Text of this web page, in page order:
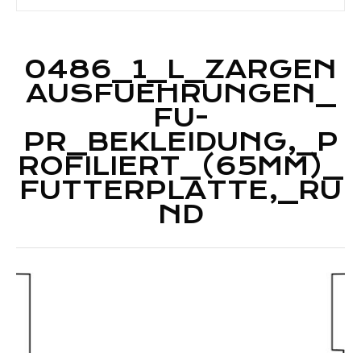
0486_1_L_ZARGEN
AUSFUEHRUNGEN_
FU-
PR_BEKLEIDUNG,_P
ROFILIERT_(65MM)_
FUTTERPLATTE,_RU
ND